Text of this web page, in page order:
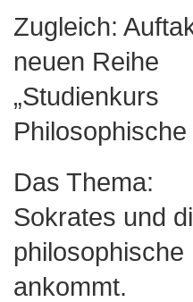
Zugleich:
neuen Reihe
„Studienkurs
Philosophische
Das Thema:
Sokrates und
ankommt.